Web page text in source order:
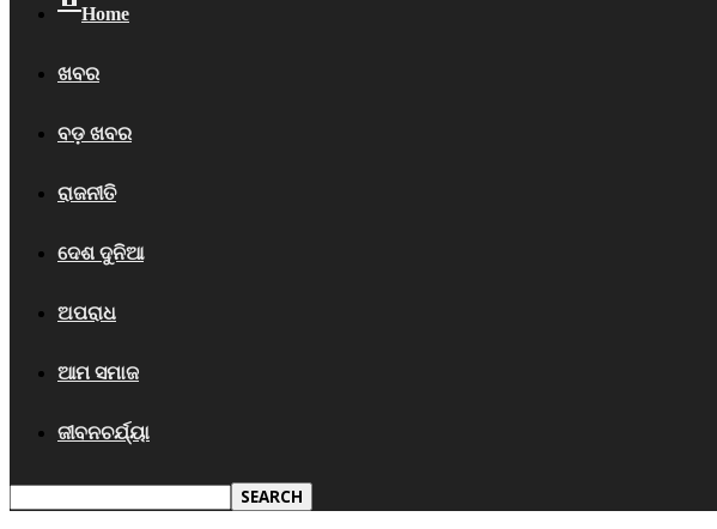
Home
ଖବର
ବଡ଼ ଖବର
ରାଜନୀତି
ଦେଶ ଦୁନିଆ
ଅପରାଧ
ଆମ ସମାଜ
ଜୀବନଚର୍ଯ୍ୟା